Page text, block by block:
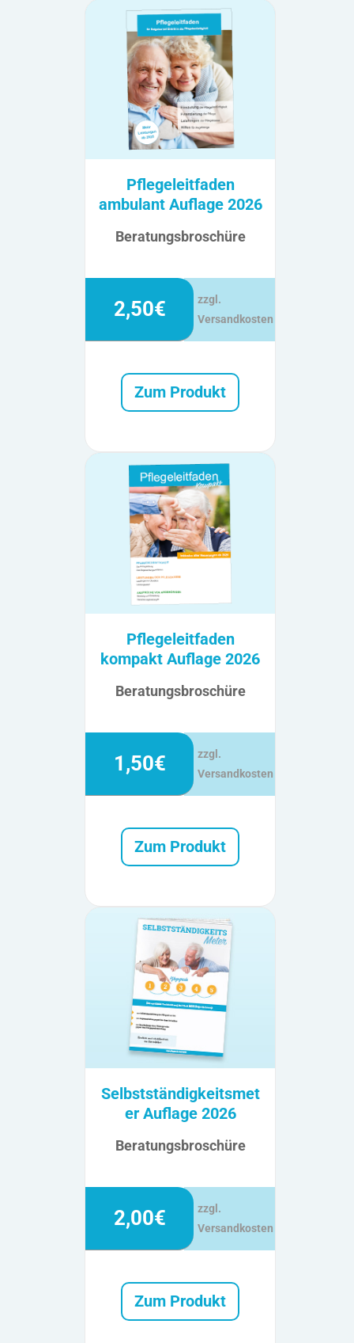
Pflegeleitfaden
ambulant Auflage 2026
Beratungsbroschüre
2,50€
zzgl.
Versandkosten
Zum Produkt
Pflegeleitfaden
kompakt Auflage 2026
Beratungsbroschüre
1,50€
zzgl.
Versandkosten
Zum Produkt
Selbstständigkeitsmet
er Auflage 2026
Beratungsbroschüre
2,00€
zzgl.
Versandkosten
Zum Produkt